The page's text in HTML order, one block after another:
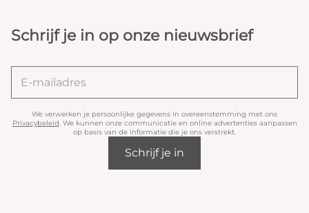
Schrijf je in op onze nieuwsbrief
We verwerken je persoonlijke gegevens in overeenstemming met ons
Privacybeleid. We kunnen onze communicatie en online advertenties aanpassen
op basis van de informatie die je ons verstrekt.
Schrijf je in